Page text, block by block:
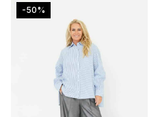
€ 159,95.
€ 79,98.
-50%